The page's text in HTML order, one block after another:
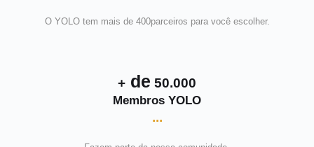
O YOLO tem mais de 400parceiros para você escolher.
+ de 50.000
Membros YOLO
...